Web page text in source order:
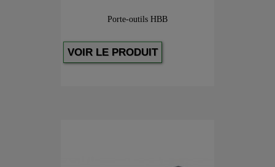
Porte-outils HBB
VOIR LE PRODUIT